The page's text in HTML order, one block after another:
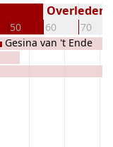
50 60 70
Overleden
Gesina van 't Ende